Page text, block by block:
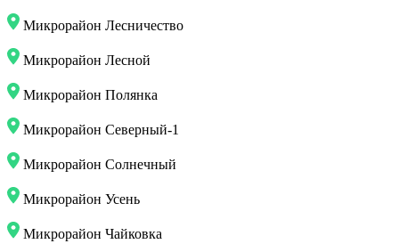
Микрорайон Лесничество
Микрорайон Лесной
Микрорайон Полянка
Микрорайон Северный-1
Микрорайон Солнечный
Микрорайон Усень
Микрорайон Чайковка